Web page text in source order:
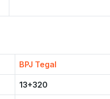
BPJ Tegal
13+320